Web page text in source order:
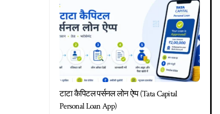
टाटा कैपिटल पर्सनल लोन ऐप्प (Tata Capital
Personal Loan App)